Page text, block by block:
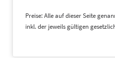
Preise: Alle auf dieser Seite
inkl. der jeweils gültigen